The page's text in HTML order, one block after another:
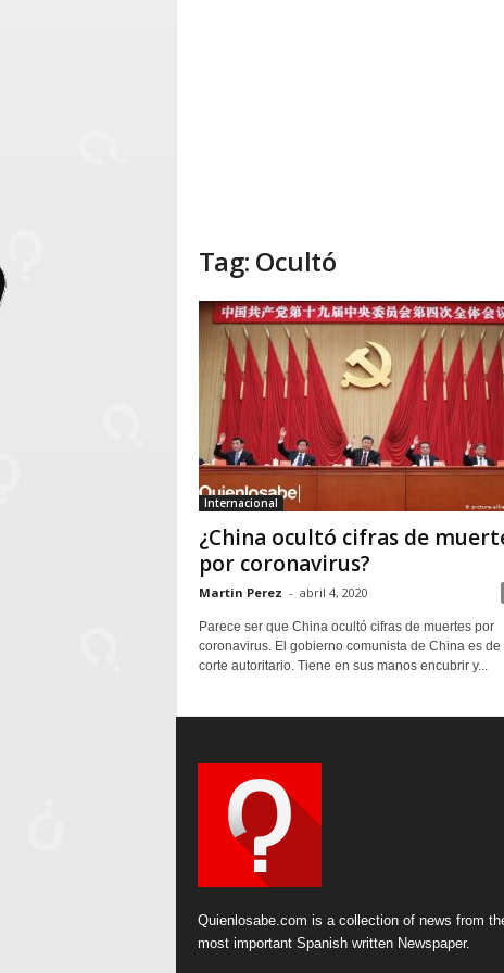
Tag: Ocultó
Internacional
¿China ocultó cifras de
por coronavirus?
Martin Perez - abril 4, 2020
Parece ser que China ocultó cifras de muertes por
coronavirus. El gobierno comunista de China es de
corte autoritario. Tiene en sus manos encubrir y...
Quienlosabe.com is a collection of news from
most important Spanish written Newspaper.